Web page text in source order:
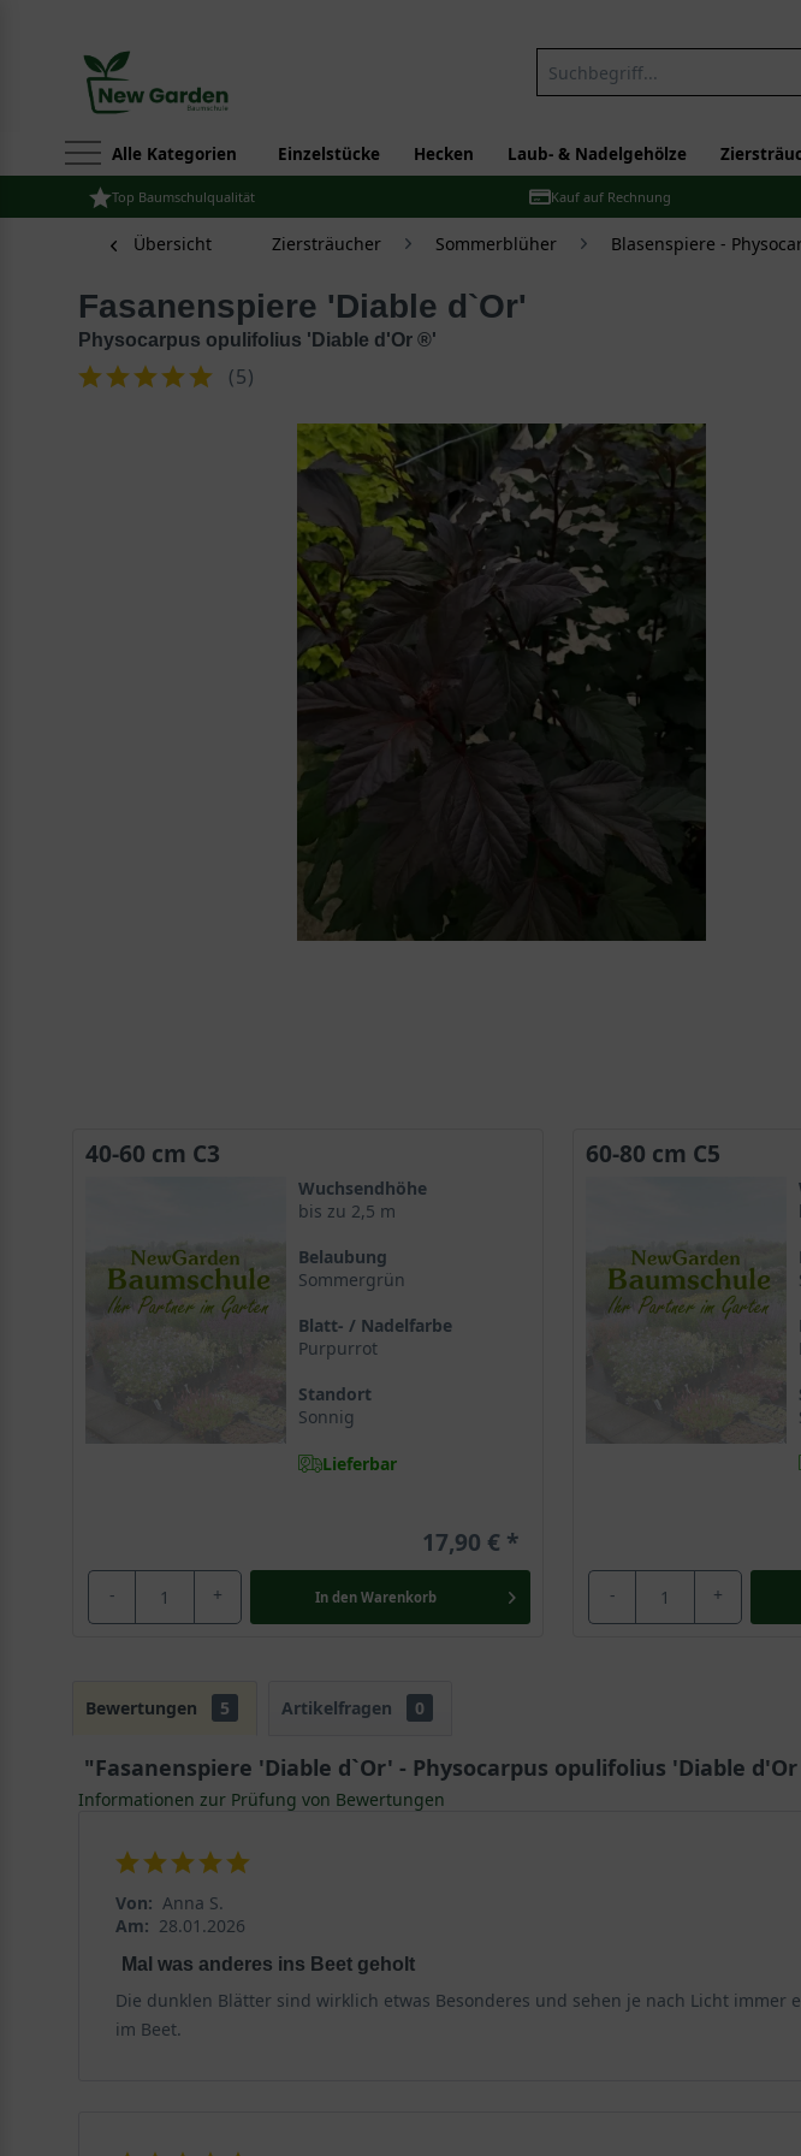
Alle Kategorien Einzelstücke Hecken Laub- & Nadelgehölze
Top Baumschulqualität Kauf auf Rechnung
Übersicht Ziersträucher Sommerblüher Blasenspiere -
Fasanenspiere 'Diable d`Or'
Physocarpus opulifolius 'Diable d'Or ®'
(5)
40-60 cm C3
Wuchsendhöhe
bis zu 2,5 m
Belaubung
Sommergrün
Blatt- / Nadelfarbe
Purpurrot
Standort
Sonnig
Lieferbar
17,90 €
- + In den Warenkorb
60-80 cm C5
- +
Bewertungen 5 Artikelfragen 0
"Fasanenspiere 'Diable d`Or' - Physocarpus opulifolius 'Diable
Informationen zur Prüfung von Bewertungen
Von: Anna S.
Am: 28.01.2026
Mal was anderes ins Beet geholt
Die dunklen Blätter sind wirklich etwas Besonderes und sehen je nach Licht
im Beet.